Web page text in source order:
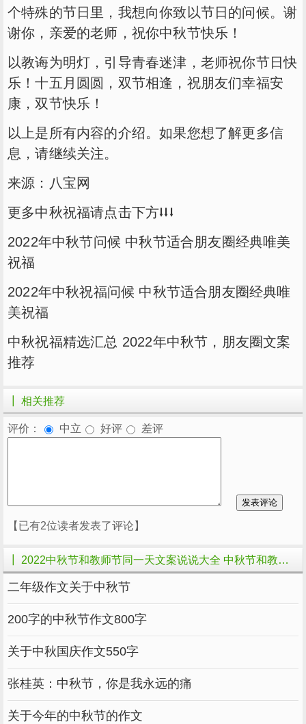
个特殊的节日里，我想向你致以节日的问候。谢
谢你，亲爱的老师，祝你中秋节快乐！
以教诲为明灯，引导青春迷津，老师祝你节日快
乐！十五月圆圆，双节相逢，祝朋友们幸福安
康，双节快乐！
以上是所有内容的介绍。如果您想了解更多信
息，请继续关注。
来源：八宝网
更多中秋祝福请点击下方⭣⭣⭣
2022年中秋节问候 中秋节适合朋友圈经典唯美
祝福
2022年中秋祝福问候 中秋节适合朋友圈经典唯
美祝福
中秋祝福精选汇总 2022年中秋节，朋友圈文案
推荐
┃ 相关推荐
评价： 中立 好评 差评
【已有2位读者发表了评论】
┃ 2022中秋节和教师节同一天文案说说大全 中秋节和教师节双节美好祝的相关文章
二年级作文关于中秋节
200字的中秋节作文800字
关于中秋国庆作文550字
张桂英：中秋节，你是我永远的痛
关于今年的中秋节的作文